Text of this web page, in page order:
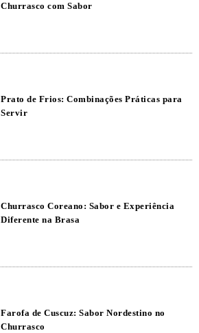
Churrasco com Sabor
Prato de Frios: Combinações Práticas para
Servir
Churrasco Coreano: Sabor e Experiência
Diferente na Brasa
Farofa de Cuscuz: Sabor Nordestino no
Churrasco